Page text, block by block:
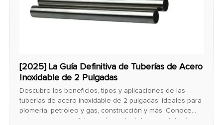
[2025] La Guía Definitiva de Tuberías de Acero
Inoxidable de 2 Pulgadas
Descubre los beneficios, tipos y aplicaciones de las
tuberías de acero inoxidable de 2 pulgadas, ideales para
plomería, petróleo y gas, construcción y más. Conoce
sobre grados, medidas y cómo elegir la mejor tubería